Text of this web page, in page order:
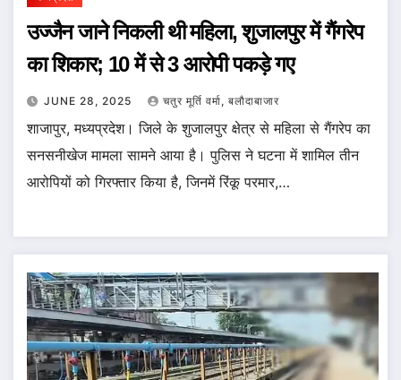
उज्जैन जाने निकली थी महिला, शुजालपुर में गैंगरेप
का शिकार; 10 में से 3 आरोपी पकड़े गए
JUNE 28, 2025 चतुर मूर्ति वर्मा, बलौदाबाजार
शाजापुर, मध्यप्रदेश। जिले के शुजालपुर क्षेत्र से महिला से गैंगरेप का
सनसनीखेज मामला सामने आया है। पुलिस ने घटना में शामिल तीन
आरोपियों को गिरफ्तार किया है, जिनमें रिंकू परमार,…